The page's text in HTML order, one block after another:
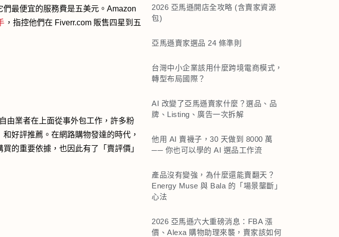
最便宜的服務費是五美元。Amazon
，指控他們在 Fiverr.com 販售四星到五
由業者在上面從事外包工作，許多粉
好評推薦。在網路購物發達的時代，
的重要依據，也因此有了「賣評價」
2026 亞馬遜開店全攻略 (含賣家資源
包)
亞馬遜賣家選品 24 條準則
台灣中小企業該用什麼跨境電商模式，
轉型布局國際？
AI 改變了亞馬遜賣家什麼？選品、品
牌、Listing、廣告一次拆解
他用 AI 賣襪子，30 天做到 8000 萬
── 你也可以學的 AI 選品工作流
產品沒有變強，為什麼還能賣翻天？
Energy Muse 與 Bala 的「場景壟斷」
心法
2026 亞馬遜六大重磅消息：FBA 漲
價、Alexa 購物助理來襲，賣家該如何